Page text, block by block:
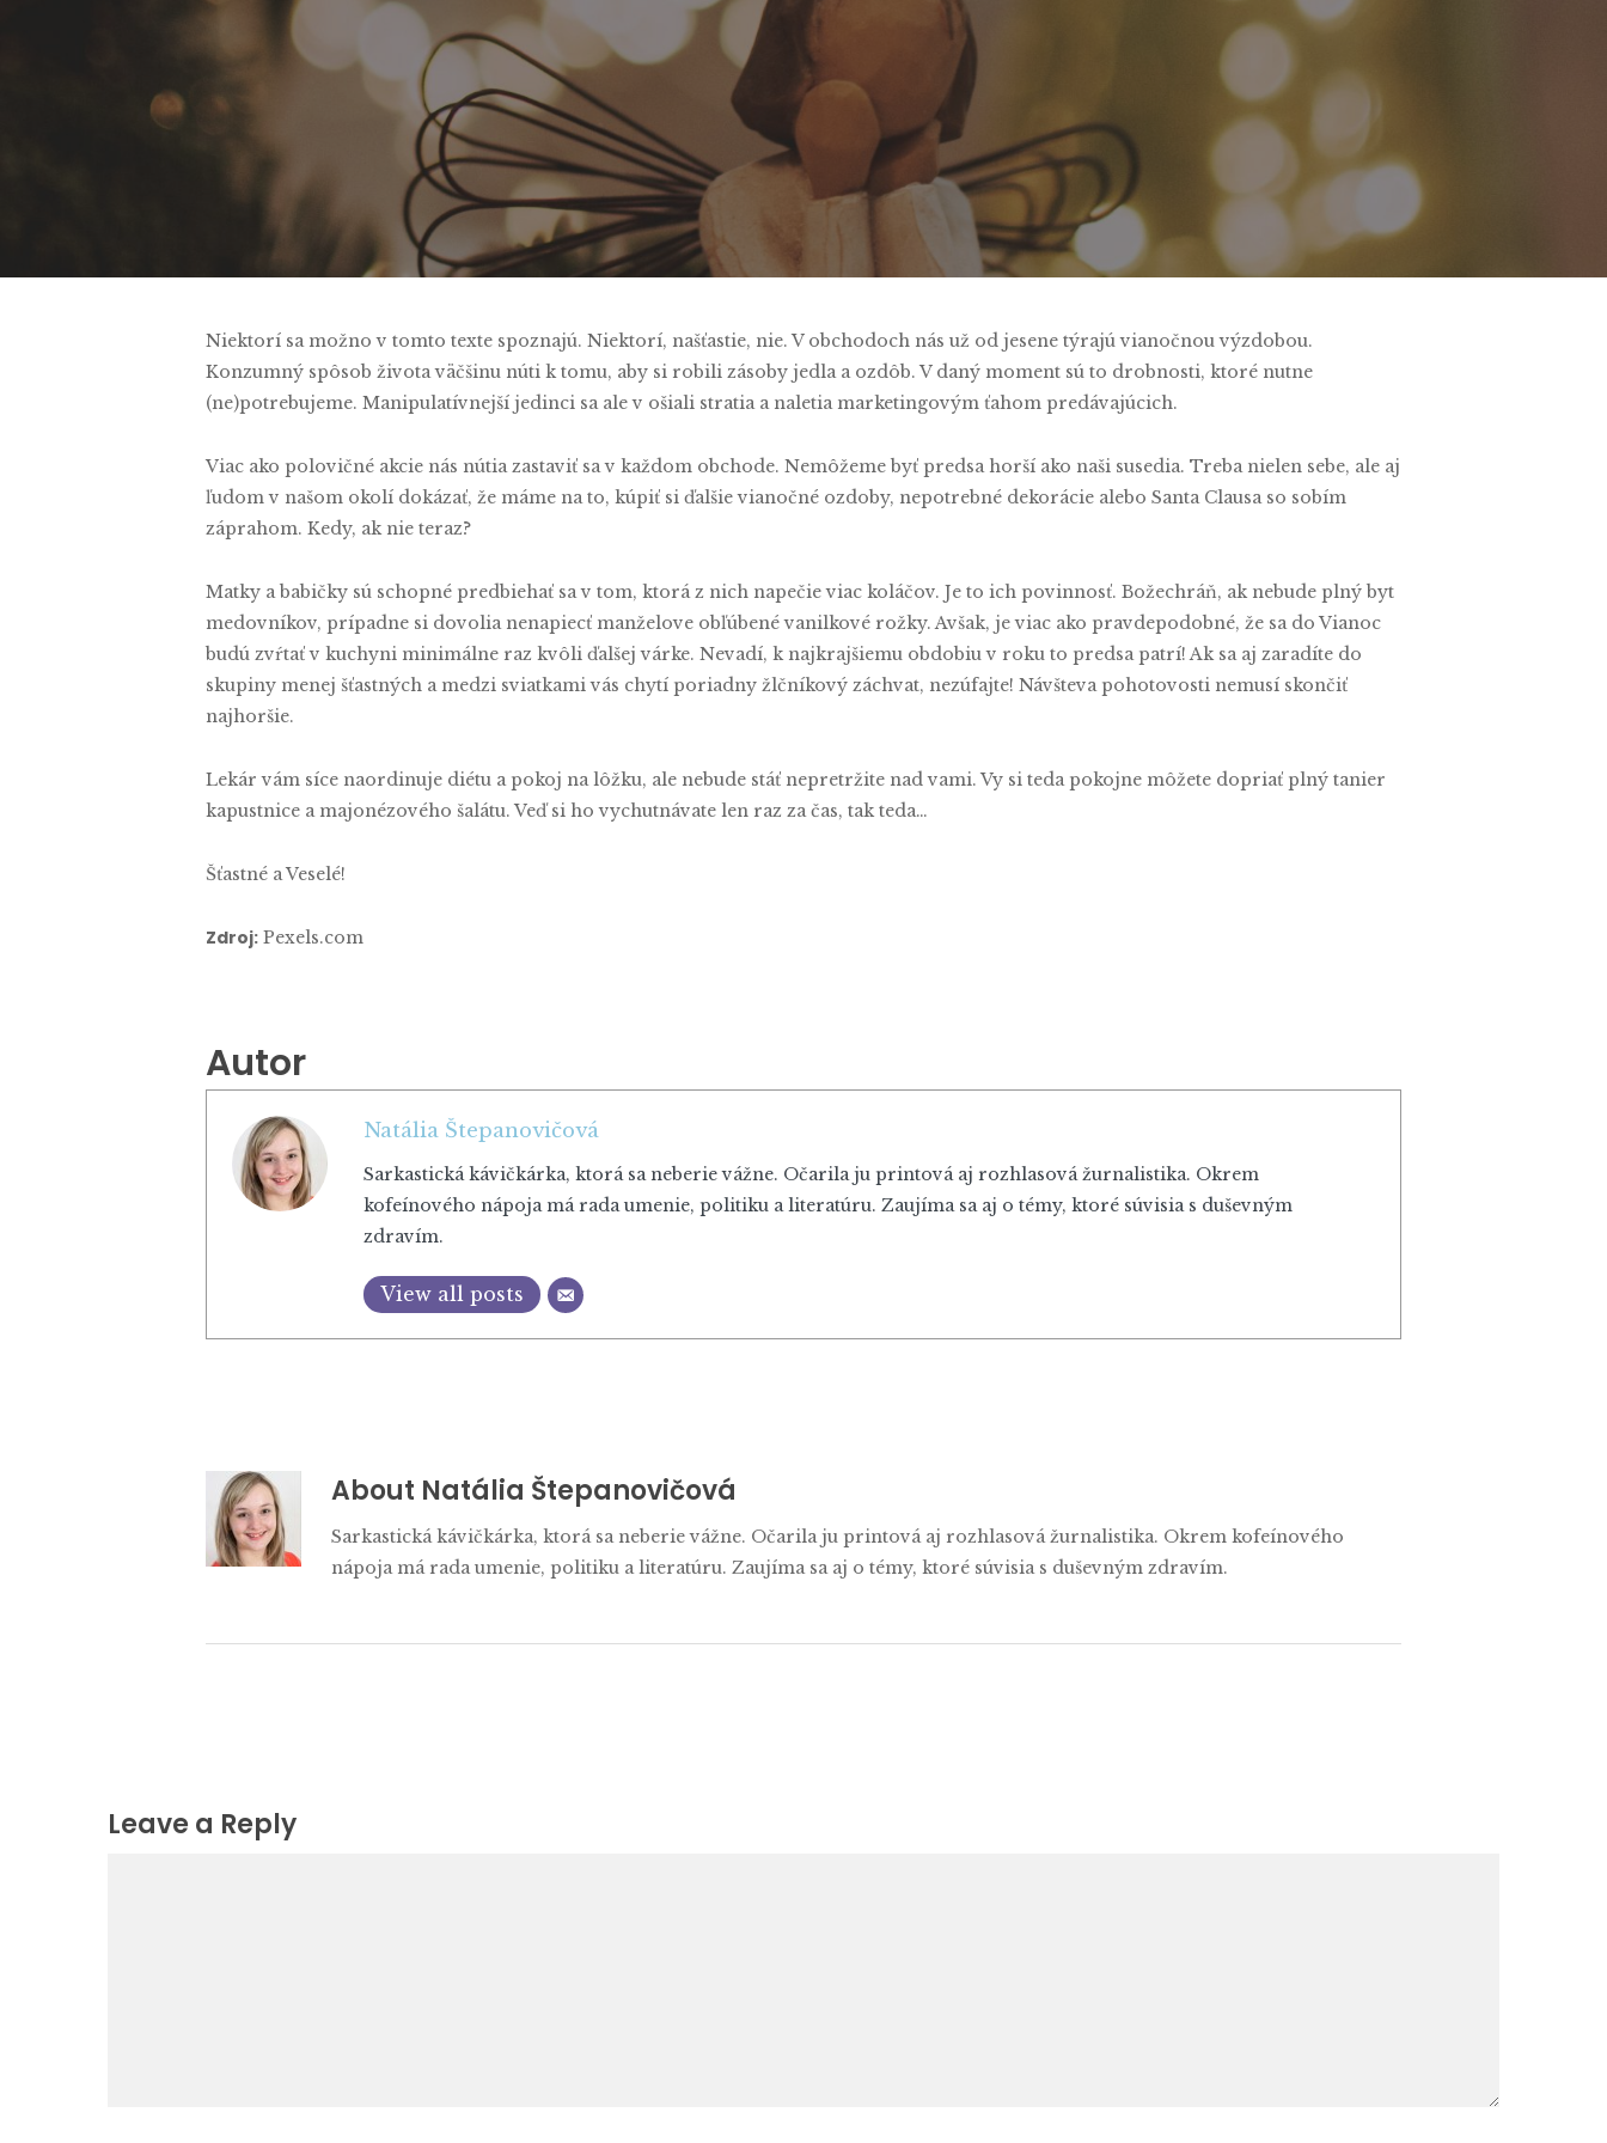
Natália Štepanovičová No Comments
Niektorí sa možno v tomto texte spoznajú. Niektorí, našťastie, nie. V obchodoch nás už od jesene týrajú vianočnou výzdobou.
Konzumný spôsob života väčšinu núti k tomu, aby si robili zásoby jedla a ozdôb. V daný moment sú to drobnosti, ktoré nutne
(ne)potrebujeme. Manipulatívnejší jedinci sa ale v ošiali stratia a naletia marketingovým ťahom predávajúcich.
Viac ako polovičné akcie nás nútia zastaviť sa v každom obchode. Nemôžeme byť predsa horší ako naši susedia. Treba nielen sebe, ale aj
ľudom v našom okolí dokázať, že máme na to, kúpiť si ďalšie vianočné ozdoby, nepotrebné dekorácie alebo Santa Clausa so sobím
záprahom. Kedy, ak nie teraz?
Matky a babičky sú schopné predbiehať sa v tom, ktorá z nich napečie viac koláčov. Je to ich povinnosť. Božechráň, ak nebude plný byt
medovníkov, prípadne si dovolia nenapiecť manželove obľúbené vanilkové rožky. Avšak, je viac ako pravdepodobné, že sa do Vianoc
budú zvŕtať v kuchyni minimálne raz kvôli ďalšej várke. Nevadí, k najkrajšiemu obdobiu v roku to predsa patrí! Ak sa aj zaradíte do
skupiny menej šťastných a medzi sviatkami vás chytí poriadny žlčníkový záchvat, nezúfajte! Návšteva pohotovosti nemusí skončiť
najhoršie.
Lekár vám síce naordinuje diétu a pokoj na lôžku, ale nebude stáť nepretržite nad vami. Vy si teda pokojne môžete dopriať plný tanier
kapustnice a majonézového šalátu. Veď si ho vychutnávate len raz za čas, tak teda…
Šťastné a Veselé!
Zdroj: Pexels.com
Autor
Natália Štepanovičová
Sarkastická kávičkárka, ktorá sa neberie vážne. Očarila ju printová aj rozhlasová žurnalistika. Okrem
kofeínového nápoja má rada umenie, politiku a literatúru. Zaujíma sa aj o témy, ktoré súvisia s duševným
zdravím.
View all posts
About Natália Štepanovičová
Sarkastická kávičkárka, ktorá sa neberie vážne. Očarila ju printová aj rozhlasová žurnalistika. Okrem kofeínového
nápoja má rada umenie, politiku a literatúru. Zaujíma sa aj o témy, ktoré súvisia s duševným zdravím.
Leave a Reply